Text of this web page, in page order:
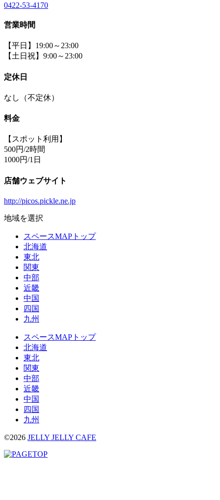
0422-53-4170
営業時間
【平日】19:00～23:00
【土日祝】9:00～23:00
定休日
なし（不定休）
料金
【スポット利用】
500円/2時間
1000円/1日
店舗ウェブサイト
http://picos.pickle.ne.jp
地域を選択
スペースMAPトップ
北海道
東北
関東
中部
近畿
中国
四国
九州
スペースMAPトップ
北海道
東北
関東
中部
近畿
中国
四国
九州
©2026 JELLY JELLY CAFE